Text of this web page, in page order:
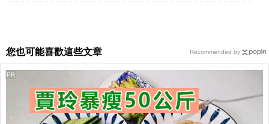
您也可能喜歡這些文章
PR
Recommended by